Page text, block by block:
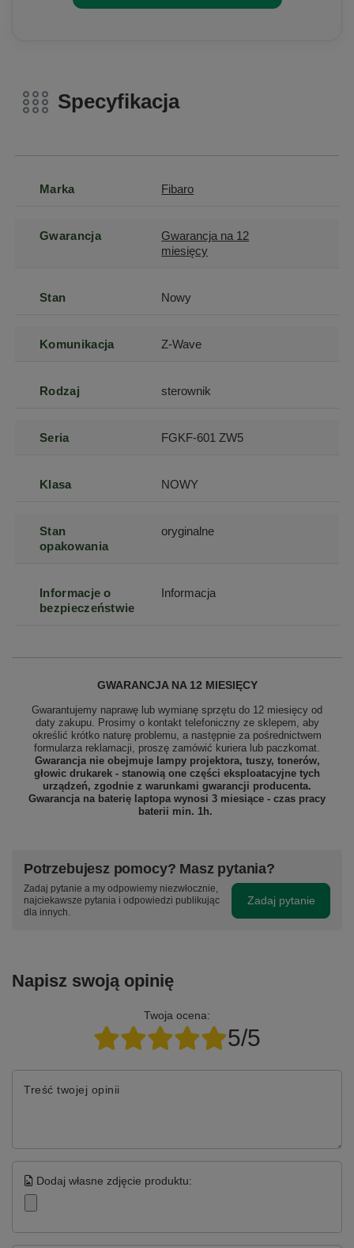
Specyfikacja
Marka Fibaro
Gwarancja
Gwarancja na 12
miesięcy
Stan Nowy
Komunikacja Z-Wave
Rodzaj sterownik
Seria FGKF-601 ZW5
Klasa NOWY
Stan
opakowania
oryginalne
Informacje o
bezpieczeństwie
Informacja
GWARANCJA NA 12 MIESIĘCY
Gwarantujemy naprawę lub wymianę sprzętu do 12 miesięcy od
daty zakupu. Prosimy o kontakt telefoniczny ze sklepem, aby
określić krótko naturę problemu, a następnie za pośrednictwem
formularza reklamacji, proszę zamówić kuriera lub paczkomat.
Gwarancja nie obejmuje lampy projektora, tuszy, tonerów,
głowic drukarek - stanowią one części eksploatacyjne tych
urządzeń, zgodnie z warunkami gwarancji producenta.
Gwarancja na baterię laptopa wynosi 3 miesiące - czas pracy
baterii min. 1h.
Potrzebujesz pomocy? Masz pytania?
Zadaj pytanie a my odpowiemy niezwłocznie,
najciekawsze pytania i odpowiedzi publikując
dla innych.
Zadaj pytanie
Napisz swoją opinię
Twoja ocena:
5/5
Treść twojej opinii
Dodaj własne zdjęcie produktu: